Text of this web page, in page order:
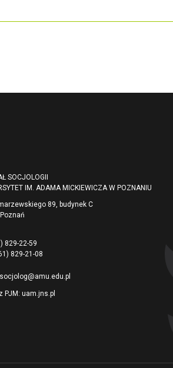
SOCJOLOGII
IM. ADAMA MICKIEWICZA W POZNANIU
89, budynek C
829-22-59
829-21-08
socjolog@amu.edu.pl
PJM: uam.jns.pl